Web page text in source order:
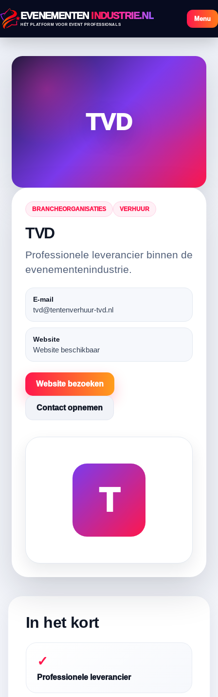
EVENEMENTEN INDUSTRIE.NL
HÉT PLATFORM VOOR EVENT PROFESSIONALS
Menu
TVD
BRANCHEORGANISATIES VERHUUR
TVD
Professionele leverancier binnen de
evenementenindustrie.
E-mail
tvd@tentenverhuur-tvd.nl
Website
Website beschikbaar
Website bezoeken
Contact opnemen
T
In het kort
✓
Professionele leverancier